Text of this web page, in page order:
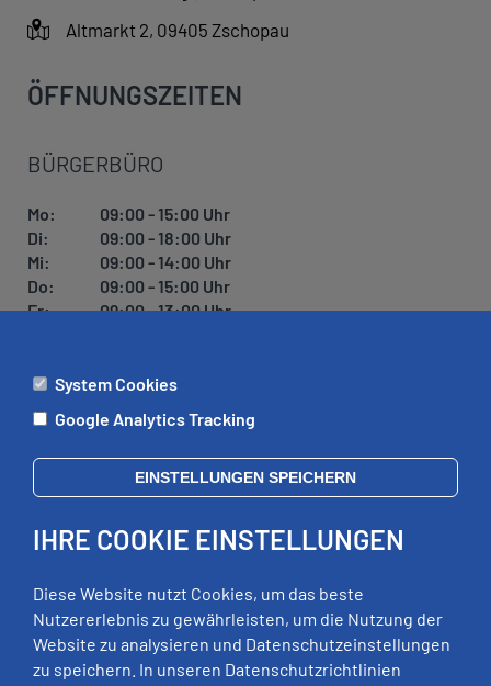
Altmarkt 2, 09405 Zschopau
ÖFFNUNGSZEITEN
BÜRGERBÜRO
Mo:
09:00 - 15:00 Uhr
Di:
09:00 - 18:00 Uhr
Mi:
09:00 - 14:00 Uhr
Do:
09:00 - 15:00 Uhr
Fr:
09:00 - 13:00 Uhr
ÄMTER
Di:
09:00 - 12:00 Uhr, 13:00 - 18:00 Uhr
Mi:
geschlossen
Fr:
09:00 - 12:00 Uhr
RECHTLICHES
System Cookies
Google Analytics Tracking
EINSTELLUNGEN SPEICHERN
IHRE COOKIE EINSTELLUNGEN
Diese Website nutzt Cookies, um das beste
Nutzererlebnis zu gewährleisten, um die Nutzung der
Website zu analysieren und Datenschutzeinstellungen
zu speichern. In unseren Datenschutzrichtlinien